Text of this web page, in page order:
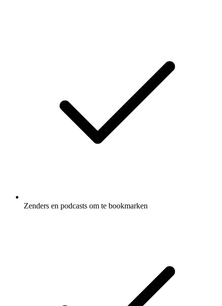
Zenders en podcasts om te bookmarken